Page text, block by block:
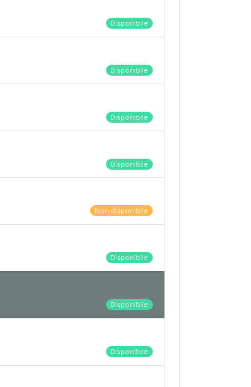
Disponibile
Disponibile
Disponibile
Disponibile
Non disponibile
Disponibile
Disponibile
Disponibile